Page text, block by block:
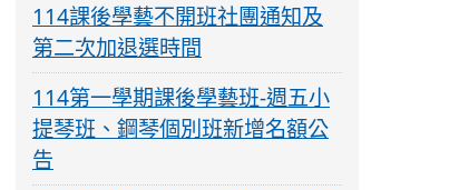
114課後學藝不開班社團通知及
第二次加退選時間
114第一學期課後學藝班-週五小
提琴班、鋼琴個別班新增名額公
告